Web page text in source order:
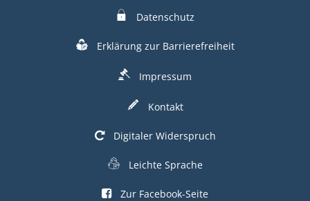
Datenschutz
Erklärung zur Barrierefreiheit
Impressum
Kontakt
Digitaler Widerspruch
Leichte Sprache
Zur Facebook-Seite